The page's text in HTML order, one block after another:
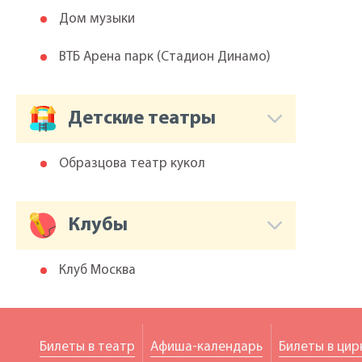
Дом музыки
ВТБ Арена парк (Cтадион Динамо)
Детские театры
Образцова театр кукол
Клубы
Клуб Москва
Билеты в театр Афиша-календарь Билеты в